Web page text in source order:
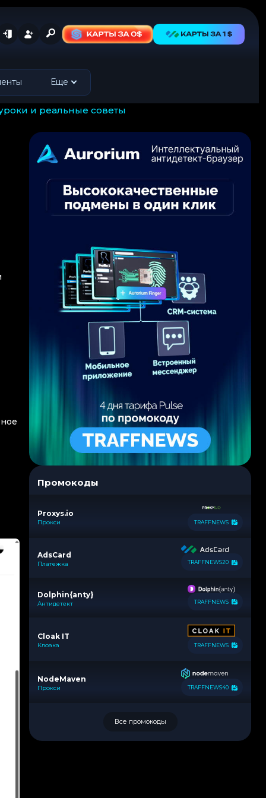
Еще
и реальные советы
Промокоды
Proxys.io
Прокси TRAFFNEWS
AdsCard
Платежка TRAFFNEWS20
Dolphin{anty}
Антидетект TRAFFNEWS
Cloak IT
Клоака TRAFFNEWS
NodeMaven
Прокси TRAFFNEWS40
Все промокоды